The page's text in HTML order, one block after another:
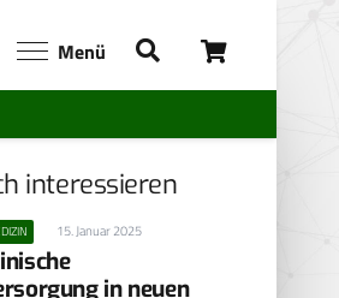
Menü
interessieren
15. Januar 2025
in neuen